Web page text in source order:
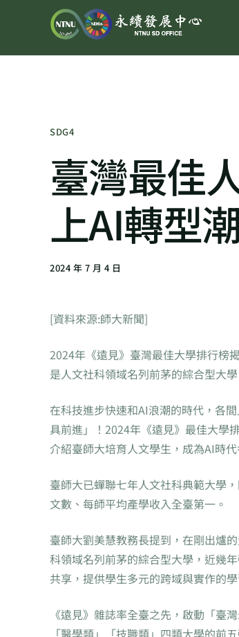
SDG4
臺灣最佳
上AI轉型
2024 年 7 月 4 日
[資料來源:師大新聞]
2024年《遠見》臺灣最佳大學排行榜
是人文社科領域名列前茅的綜合型大
在科技進步快速和AI浪潮的時代，各
具前進」！2024年《遠見》最佳大學
介紹臺師大培育人文學生，成為AI時
臺師大已蟬聯七年人文社科典範大學
文數、每師平均產學收入全臺第一。
臺師大劉美慧教務長提到，在剛出爐
科領域名列前茅的綜合型大學，近幾
共享，提供學生多元的跨域與實作的學
《遠見》雜誌率全臺之先，啟動「臺
「醫學類」「技職類」四類大學的前